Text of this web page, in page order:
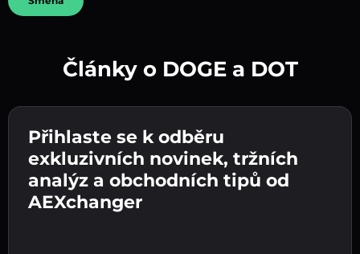
Zadejte adresu své kryptopeněženky 👉
pokračujte k dalšímu kroku.
Potvrďte svou totožnost 👉 pokračujte k
poslednímu kroku.
Odešlete vklad 👉 obdržíte kryptoměnu nebo
fiat měnu ve své peněžence.
Články o DOGE a DOT
Přihlaste se k odběru
exkluzivních novinek, tržních
analýz a obchodních tipů od
AEXchanger